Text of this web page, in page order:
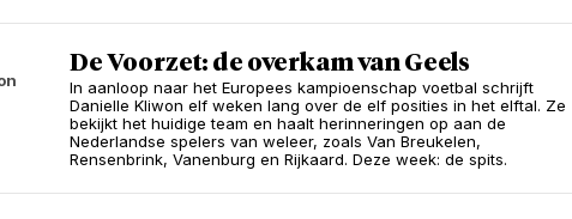
De Voorzet: de overkam van Geels
In aanloop naar het Europees kampioenschap voetbal schrijft
Danielle Kliwon elf weken lang over de elf posities in het elftal. Ze
bekijkt het huidige team en haalt herinneringen op aan de
Nederlandse spelers van weleer, zoals Van Breukelen,
Rensenbrink, Vanenburg en Rijkaard. Deze week: de spits.